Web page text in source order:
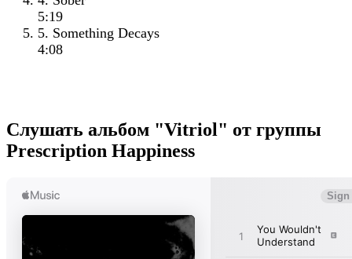
5:19
5. Something Decays
4:08
Слушать альбом "Vitriol" от группы
Prescription Happiness